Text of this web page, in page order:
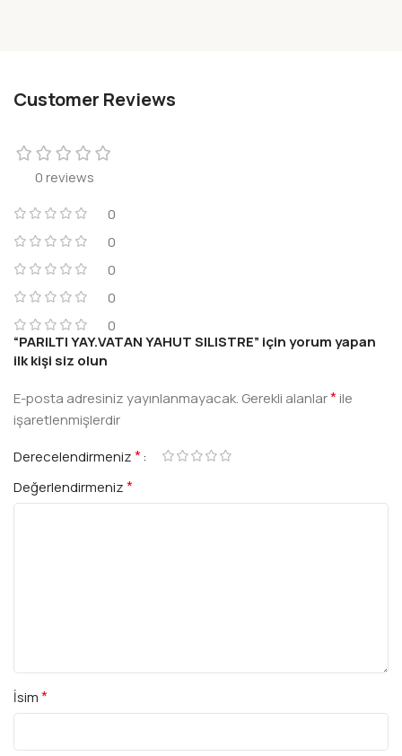
Customer Reviews
0 reviews
0
0
0
0
0
“PARILTI YAY.VATAN YAHUT SILISTRE” için yorum yapan
ilk kişi siz olun
E-posta adresiniz yayınlanmayacak. Gerekli alanlar*ile
işaretlenmişlerdir
Derecelendirmeniz*
Değerlendirmeniz*
İsim*